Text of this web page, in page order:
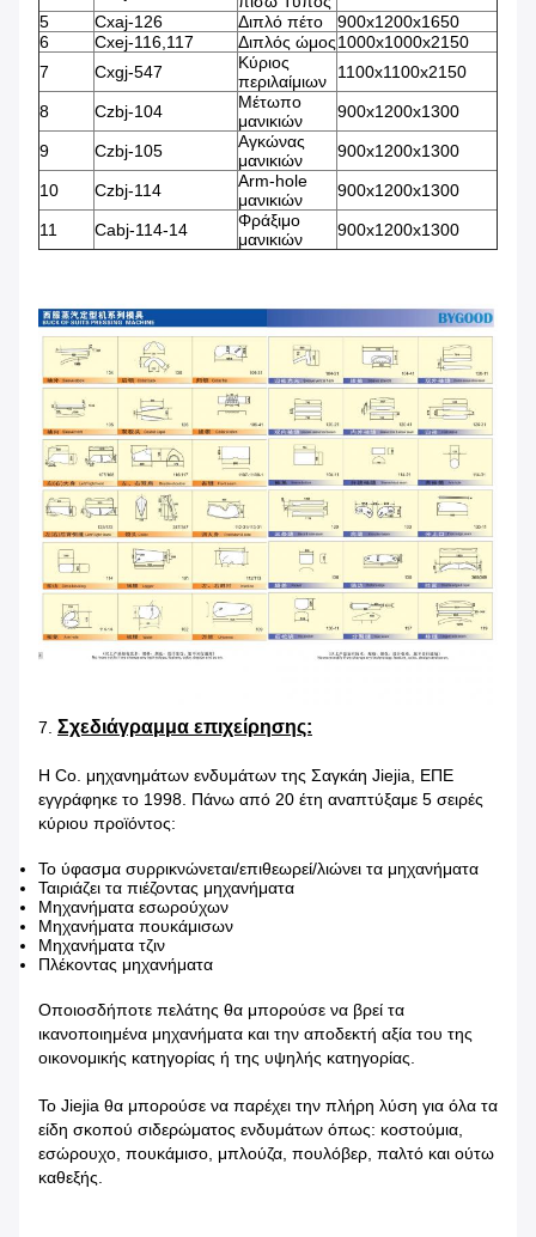
5
Cxaj-126 Διπλό πέτο
900x1200x1650
6
Cxej-116,117 Διπλός ώμος1000x1000x2150
7
Cxgj-547
Κύριος
περιλαίμιων
1100x1100x2150
8 Czbj-104
Μέτωπο
μανικιών
900x1200x1300
9 Czbj-105
Αγκώνας
μανικιών
900x1200x1300
10 Czbj-114
Arm-hole
μανικιών
900x1200x1300
11 Cabj-114-14
Φράξιμο
μανικιών
900x1200x1300
7. Σχεδιάγραμμα επιχείρησης:
Η Co. μηχανημάτων ενδυμάτων της Σαγκάη Jiejia, ΕΠΕ
εγγράφηκε το 1998. Πάνω από 20 έτη αναπτύξαμε 5 σειρές
κύριου προϊόντος:
Το ύφασμα συρρικνώνεται/επιθεωρεί/λιώνει τα μηχανήματα
Ταιριάζει τα πιέζοντας μηχανήματα
Μηχανήματα εσωρούχων
Μηχανήματα πουκάμισων
Μηχανήματα τζιν
Πλέκοντας μηχανήματα
Οποιοσδήποτε πελάτης θα μπορούσε να βρεί τα
ικανοποιημένα μηχανήματα και την αποδεκτή αξία του της
οικονομικής κατηγορίας ή της υψηλής κατηγορίας.
Το Jiejia θα μπορούσε να παρέχει την πλήρη λύση για όλα τα
είδη σκοπού σιδερώματος ενδυμάτων όπως: κοστούμια,
εσώρουχο, πουκάμισο, μπλούζα, πουλόβερ, παλτό και ούτω
καθεξής.